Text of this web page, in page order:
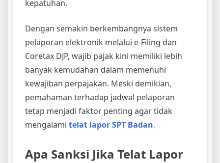
kepatuhan.
Dengan semakin berkembangnya sistem
pelaporan elektronik melalui e-Filing dan
Coretax DJP, wajib pajak kini memiliki lebih
banyak kemudahan dalam memenuhi
kewajiban perpajakan. Meski demikian,
pemahaman terhadap jadwal pelaporan
tetap menjadi faktor penting agar tidak
mengalami telat lapor SPT Badan.
Apa Sanksi Jika Telat Lapor